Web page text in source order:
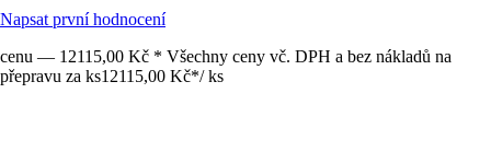
Napsat první hodnocení
cenu — 12115,00 Kč * Všechny ceny vč. DPH a bez nákladů na
přepravu za ks12115,00 Kč*/ ks